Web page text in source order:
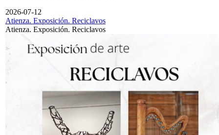
2026-07-12
Atienza. Exposición. Reciclavos
Atienza. Exposición. Reciclavos